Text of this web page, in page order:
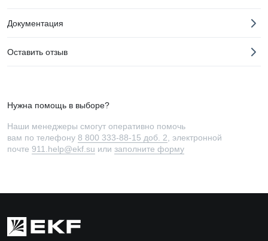
Документация
Оставить отзыв
Нужна помощь в выборе?
Наши менеджеры смогут оперативно помочь
вам по телефону 8 800 333-88-15 доб. 2 , электронной
почте 911.help@ekf.su или заполните форму